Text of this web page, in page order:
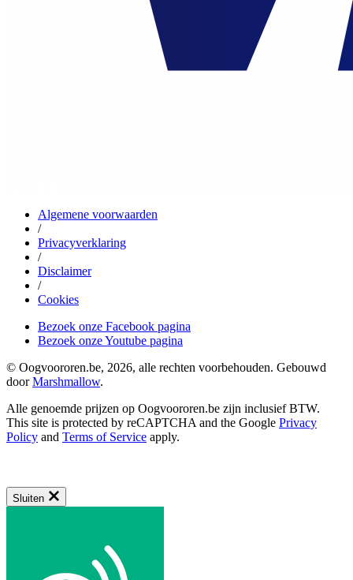
Algemene voorwaarden
/
Privacyverklaring
/
Disclaimer
/
Cookies
Bezoek onze Facebook pagina
Bezoek onze Youtube pagina
© Oogvoororen.be, 2026, alle rechten voorbehouden. Gebouwd
doorMarshmallow.
Alle genoemde prijzen op Oogvoororen.be zijn inclusief BTW.
This site is protected by reCAPTCHA and the Google Privacy
Policy and Terms of Service apply.
Sluiten